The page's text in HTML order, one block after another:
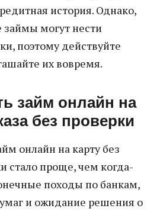
история. Однако,
займы могут нести
поэтому действуйте
их вовремя.
займ онлайн на
без проверки
онлайн на карту без
стало проще, чем когда-
походы по банкам,
и ожидание решения о